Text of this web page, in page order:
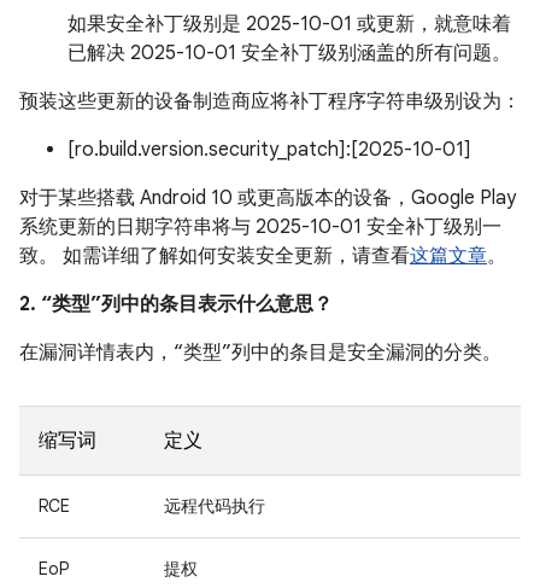
如果安全补丁级别是 2025-10-01 或更新，就意味着
已解决 2025-10-01 安全补丁级别涵盖的所有问题。
预装这些更新的设备制造商应将补丁程序字符串级别设为：
[ro.build.version.security_patch]:[2025-10-01]
对于某些搭载 Android 10 或更高版本的设备，Google Play
系统更新的日期字符串将与 2025-10-01 安全补丁级别一
致。 如需详细了解如何安装安全更新，请查看这篇文章。
2. “类型”列中的条目表示什么意思？
在漏洞详情表内，“类型”列中的条目是安全漏洞的分类。
缩写词 定义
RCE 远程代码执行
EoP 提权